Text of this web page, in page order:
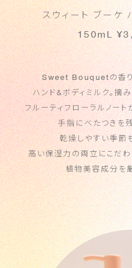
スウィート ブーケ
150mL
Sweet Bouquetの香
ハンド&ボディミルク。摘
フルーティフローラルノート
手指にべたつきを
乾燥しやすい季節
高い保湿力の両立にこだわ
植物美容成分を